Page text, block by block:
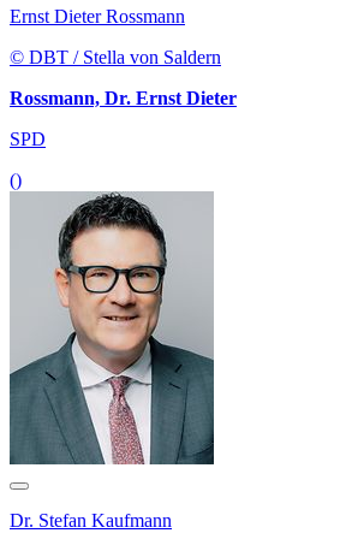
Ernst Dieter Rossmann
© DBT / Stella von Saldern
Rossmann, Dr. Ernst Dieter
SPD
()
Dr. Stefan Kaufmann